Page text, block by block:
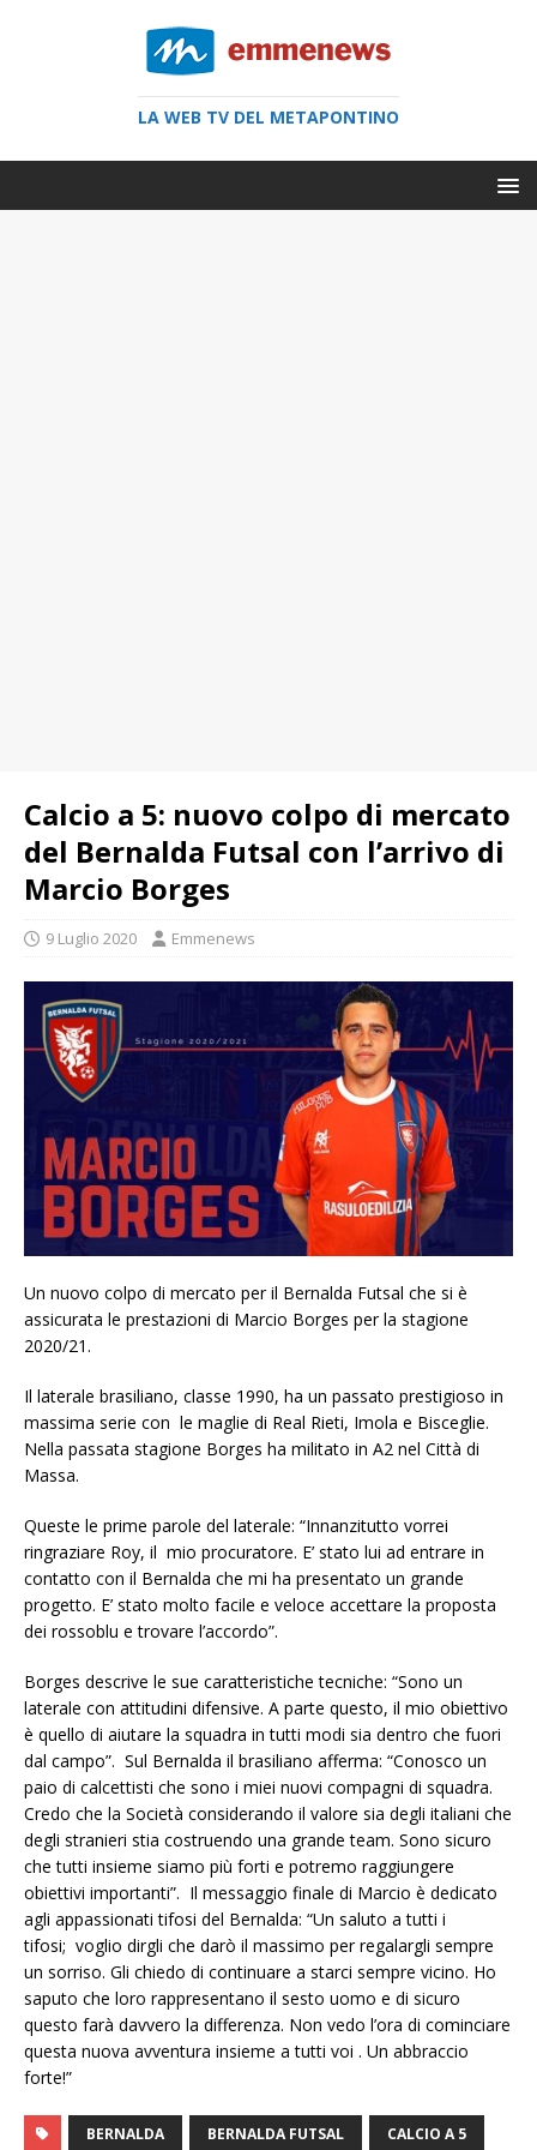
LA WEB TV DEL METAPONTINO
Calcio a 5: nuovo colpo di mercato
del Bernalda Futsal con l’arrivo di
Marcio Borges
9 Luglio 2020 Emmenews
Un nuovo colpo di mercato per il Bernalda Futsal che si è
assicurata le prestazioni di Marcio Borges per la stagione
2020/21.
Il laterale brasiliano, classe 1990, ha un passato prestigioso in
massima serie con le maglie di Real Rieti, Imola e Bisceglie.
Nella passata stagione Borges ha militato in A2 nel Città di
Massa.
Queste le prime parole del laterale: “Innanzitutto vorrei
ringraziare Roy, il mio procuratore. E’ stato lui ad entrare in
contatto con il Bernalda che mi ha presentato un grande
progetto. E’ stato molto facile e veloce accettare la proposta
dei rossoblu e trovare l’accordo”.
Borges descrive le sue caratteristiche tecniche: “Sono un
laterale con attitudini difensive. A parte questo, il mio obiettivo
è quello di aiutare la squadra in tutti modi sia dentro che fuori
dal campo”. Sul Bernalda il brasiliano afferma: “Conosco un
paio di calcettisti che sono i miei nuovi compagni di squadra.
Credo che la Società considerando il valore sia degli italiani che
degli stranieri stia costruendo una grande team. Sono sicuro
che tutti insieme siamo più forti e potremo raggiungere
obiettivi importanti”. Il messaggio finale di Marcio è dedicato
agli appassionati tifosi del Bernalda: “Un saluto a tutti i
tifosi; voglio dirgli che darò il massimo per regalargli sempre
un sorriso. Gli chiedo di continuare a starci sempre vicino. Ho
saputo che loro rappresentano il sesto uomo e di sicuro
questo farà davvero la differenza. Non vedo l’ora di cominciare
questa nuova avventura insieme a tutti voi . Un abbraccio
forte!”
BERNALDA BERNALDA FUTSAL CALCIO A 5